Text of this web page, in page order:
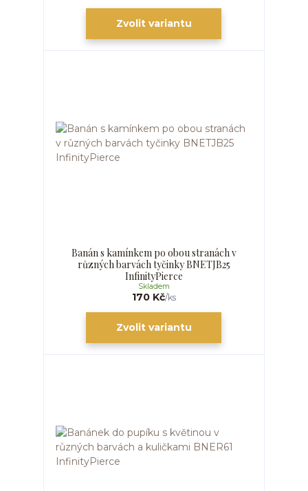
Zvolit variantu
Banán s kamínkem po obou stranách v
různých barvách tyčinky BNETJB25
InfinityPierce
170 Kč/ks
Skladem
Zvolit variantu